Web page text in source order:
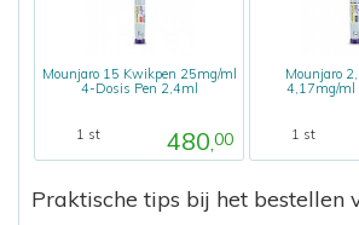
Mounjaro 15 Kwikpen 25mg/ml
4-Dosis Pen 2,4ml
1 st 480 00
Mounjaro
4,17mg/ml
1 st
Praktische tips bij het bestellen